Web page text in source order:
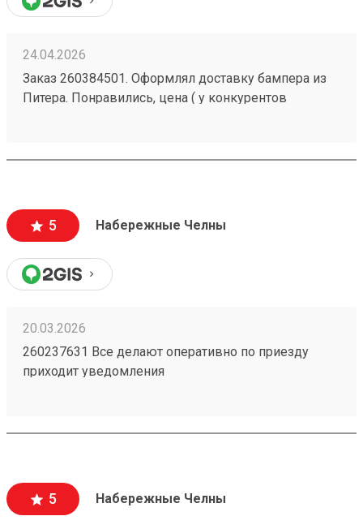
24.04.2026
Заказ 260384501. Оформлял доставку бампера из
Питера. Понравились, цена ( у конкурентов
это местонахождение тк.
5 Набережные Челны
20.03.2026
260237631 Все делают оперативно по приезду
приходит уведомления
5 Набережные Челны